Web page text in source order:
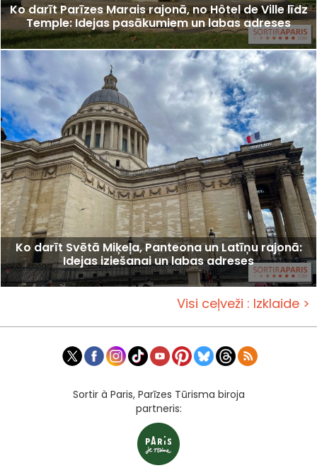
Ko darīt Parīzes Marais rajonā, no Hôtel de Ville līdz
Temple: Idejas pasākumiem un labas adreses
Ko darīt Svētā Miķeļa, Panteona un Latīņu rajonā:
Idejas iziešanai un labas adreses
Visi ceļveži : Izklaide >
Sortir à Paris, Parīzes Tūrisma biroja
partneris: